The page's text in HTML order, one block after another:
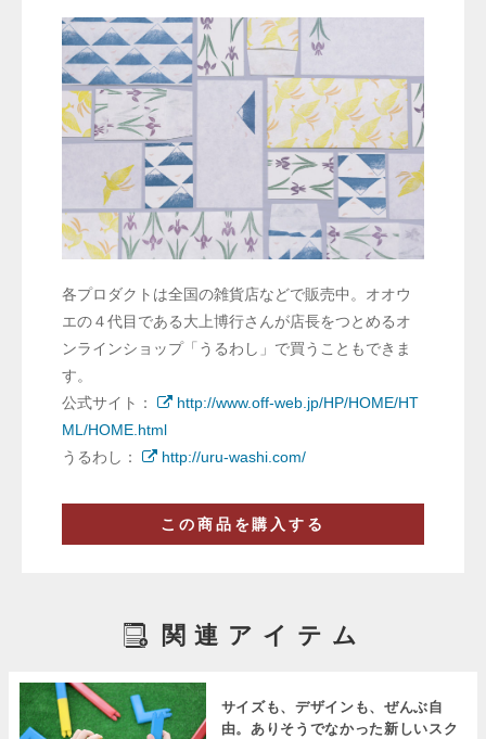
各プロダクトは全国の雑貨店などで販売中。オオウ
エの４代目である大上博行さんが店長をつとめるオ
ンラインショップ「うるわし」で買うこともできま
す。
公式サイト：
http://www.off-web.jp/HP/HOME/HT
ML/HOME.html
うるわし：
http://uru-washi.com/
この商品を購入する
関連アイテム
サイズも、デザインも、ぜんぶ自
由。ありそうでなかった新しいスク